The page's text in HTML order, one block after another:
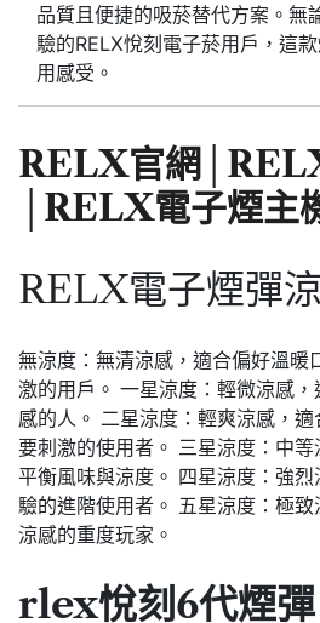
品質且便捷的吸菸替代方案。無
驗的RELX悅刻電子菸用戶，這
用感受。
RELX官網
RELX電子煙主
RELX電子煙彈
無涼度：無清涼感，適合偏好溫暖
激的用戶。 一星涼度：輕微涼感
感的人。 二星涼度：輕爽涼感，
要刺激的使用者。 三星涼度：中等
平衡風味與涼度。 四星涼度：強
驗的進階使用者。 五星涼度：極
涼感的重度玩家。
rlex悅刻 6代煙